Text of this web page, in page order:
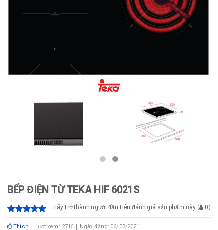
BẾP ĐIỆN TỪ TEKA HIF 6021S
Hãy trở thành người đầu tiên đánh giá sản phẩm này ( 0)
Thích Lượt xem: 2715 Ngày đăng: 06/03/2021